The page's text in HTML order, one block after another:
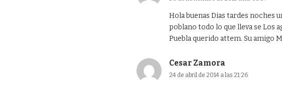
Hola buenas Dias tardes noches
poblano todo lo que lleva se Los
Puebla querido attem. Su amigo
Cesar Zamora
24 de abril de 2014 a las 21:26